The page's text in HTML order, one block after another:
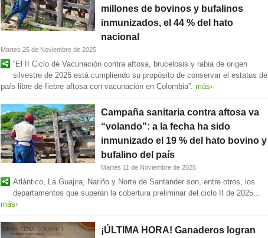
millones de bovinos y bufalinos
inmunizados, el 44 % del hato
nacional
Martes 25 de Noviembre de 2025
“El II Ciclo de Vacunación contra aftosa, brucelosis y rabia de origen
silvestre de 2025 está cumpliendo su propósito de conservar el estatus de
país libre de fiebre aftosa con vacunación en Colombia”. más›
Campaña sanitaria contra aftosa va
“volando”: a la fecha ha sido
inmunizado el 19 % del hato bovino y
bufalino del país
Martes 11 de Noviembre de 2025
Atlántico, La Guajira, Nariño y Norte de Santander son, entre otros, los
departamentos que superan la cobertura preliminar del ciclo II de 2025...
más›
¡ÚLTIMA HORA! Ganaderos logran